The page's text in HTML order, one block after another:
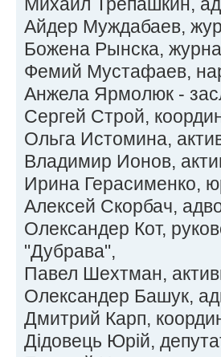
Айдер Муждабаев,
Божена Рынска,
Фемий Мустафаев,
Анжела Ярмолюк -
Сергей Строй,
Ольга Истомина,
Владимир Ионов,
Ирина Герасименко,
Алексей Скорбач,
Олександер Кот,
"Дубрава",
Павел Шехтман,
Олександер Башук,
Дмитрий Карп,
Дідовець Юрій,